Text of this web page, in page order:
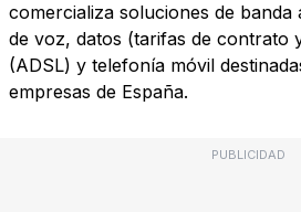
comercializa soluciones de
de voz, datos (tarifas de contrato
(ADSL) y telefonía móvil
empresas de España.
PUBLICIDAD